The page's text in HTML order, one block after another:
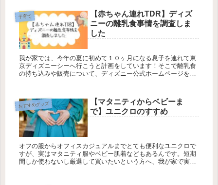
子育て
【赤ちゃん連れTDR】ディズ
ニーの離乳食事情を調査しま
した
我が家では、今年の夏に初めて１０ヶ月になる息子を連れて東
京ディズニーシーへ行こうと計画をしています！そこで離乳食
の持ち込みや販売について、ディズニー公式ホームページを確
おすすめグッズ
【マタニティからベビーま
で】ユニクロのすすめ
オフの服からオフィスカジュアルまでとても便利なユニクロで
すが、実はマタニティ服やベビー肌着などもあるんです。短期
間しか使わないし厳選して買いたいという方へ、我が家で実際